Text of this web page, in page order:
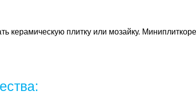
керамическую плитку или мозайку.